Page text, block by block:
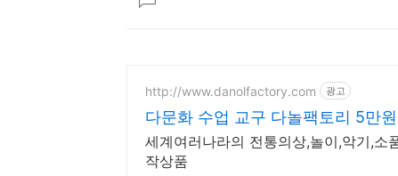
글
http://www.danolfactory.com 광고
다문화 수업 교구 다놀팩토리 5만
세계여러나라의 전통의상,놀이,악기,소
작상품